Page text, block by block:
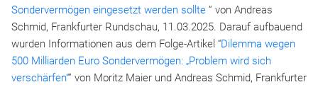
Sondervermögen eingesetzt werden sollte ” von Andreas
Schmid, Frankfurter Rundschau, 11.03.2025. Darauf aufbauend
wurden Informationen aus dem Folge-Artikel “Dilemma wegen
500 Milliarden Euro Sondervermögen: „Problem wird sich
verschärfen“” von Moritz Maier und Andreas Schmid, Frankfurter